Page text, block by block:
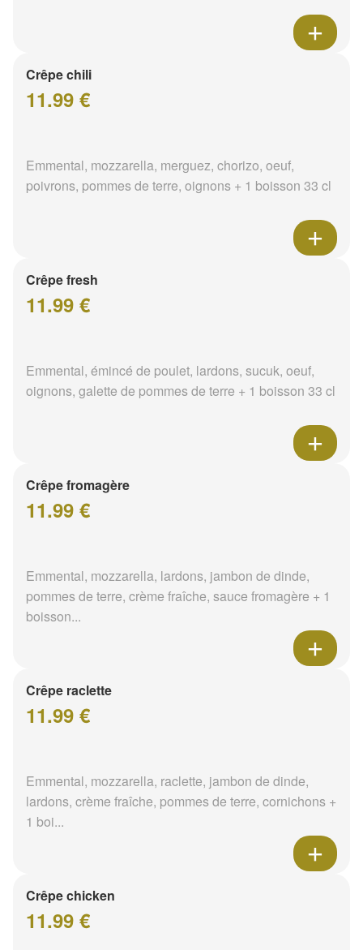
Crêpe chili
11.99 €
Emmental, mozzarella, merguez, chorizo, oeuf,
poivrons, pommes de terre, oignons + 1 boisson 33 cl
Crêpe fresh
11.99 €
Emmental, émincé de poulet, lardons, sucuk, oeuf,
oignons, galette de pommes de terre + 1 boisson 33 cl
Crêpe fromagère
11.99 €
Emmental, mozzarella, lardons, jambon de dinde,
pommes de terre, crème fraîche, sauce fromagère + 1
boisson...
Crêpe raclette
11.99 €
Emmental, mozzarella, raclette, jambon de dinde,
lardons, crème fraîche, pommes de terre, cornichons +
1 boi...
Crêpe chicken
11.99 €